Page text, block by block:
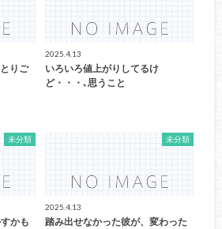
りご
2025.4.13
いろいろ値上がりしてるけ
ど・・・､思うこと
未分類
かも
未分類
2025.4.13
踏み出せなかった彼が、変わった